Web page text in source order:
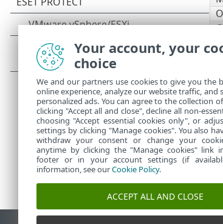
Your account, your
choice
We and our partners use cookies to give you the
online experience, analyze our website traffic, and
personalized ads. You can agree to the collection
clicking "Accept all and close", decline all non-
choosing "Accept essential cookies only", or
settings by clicking "Manage cookies". You also
withdraw your consent or change your
anytime by clicking the "Manage cookies" link
footer or in your account settings (if
information, see ourCookie Policy.
ACCEPT ALL AND CLOSE